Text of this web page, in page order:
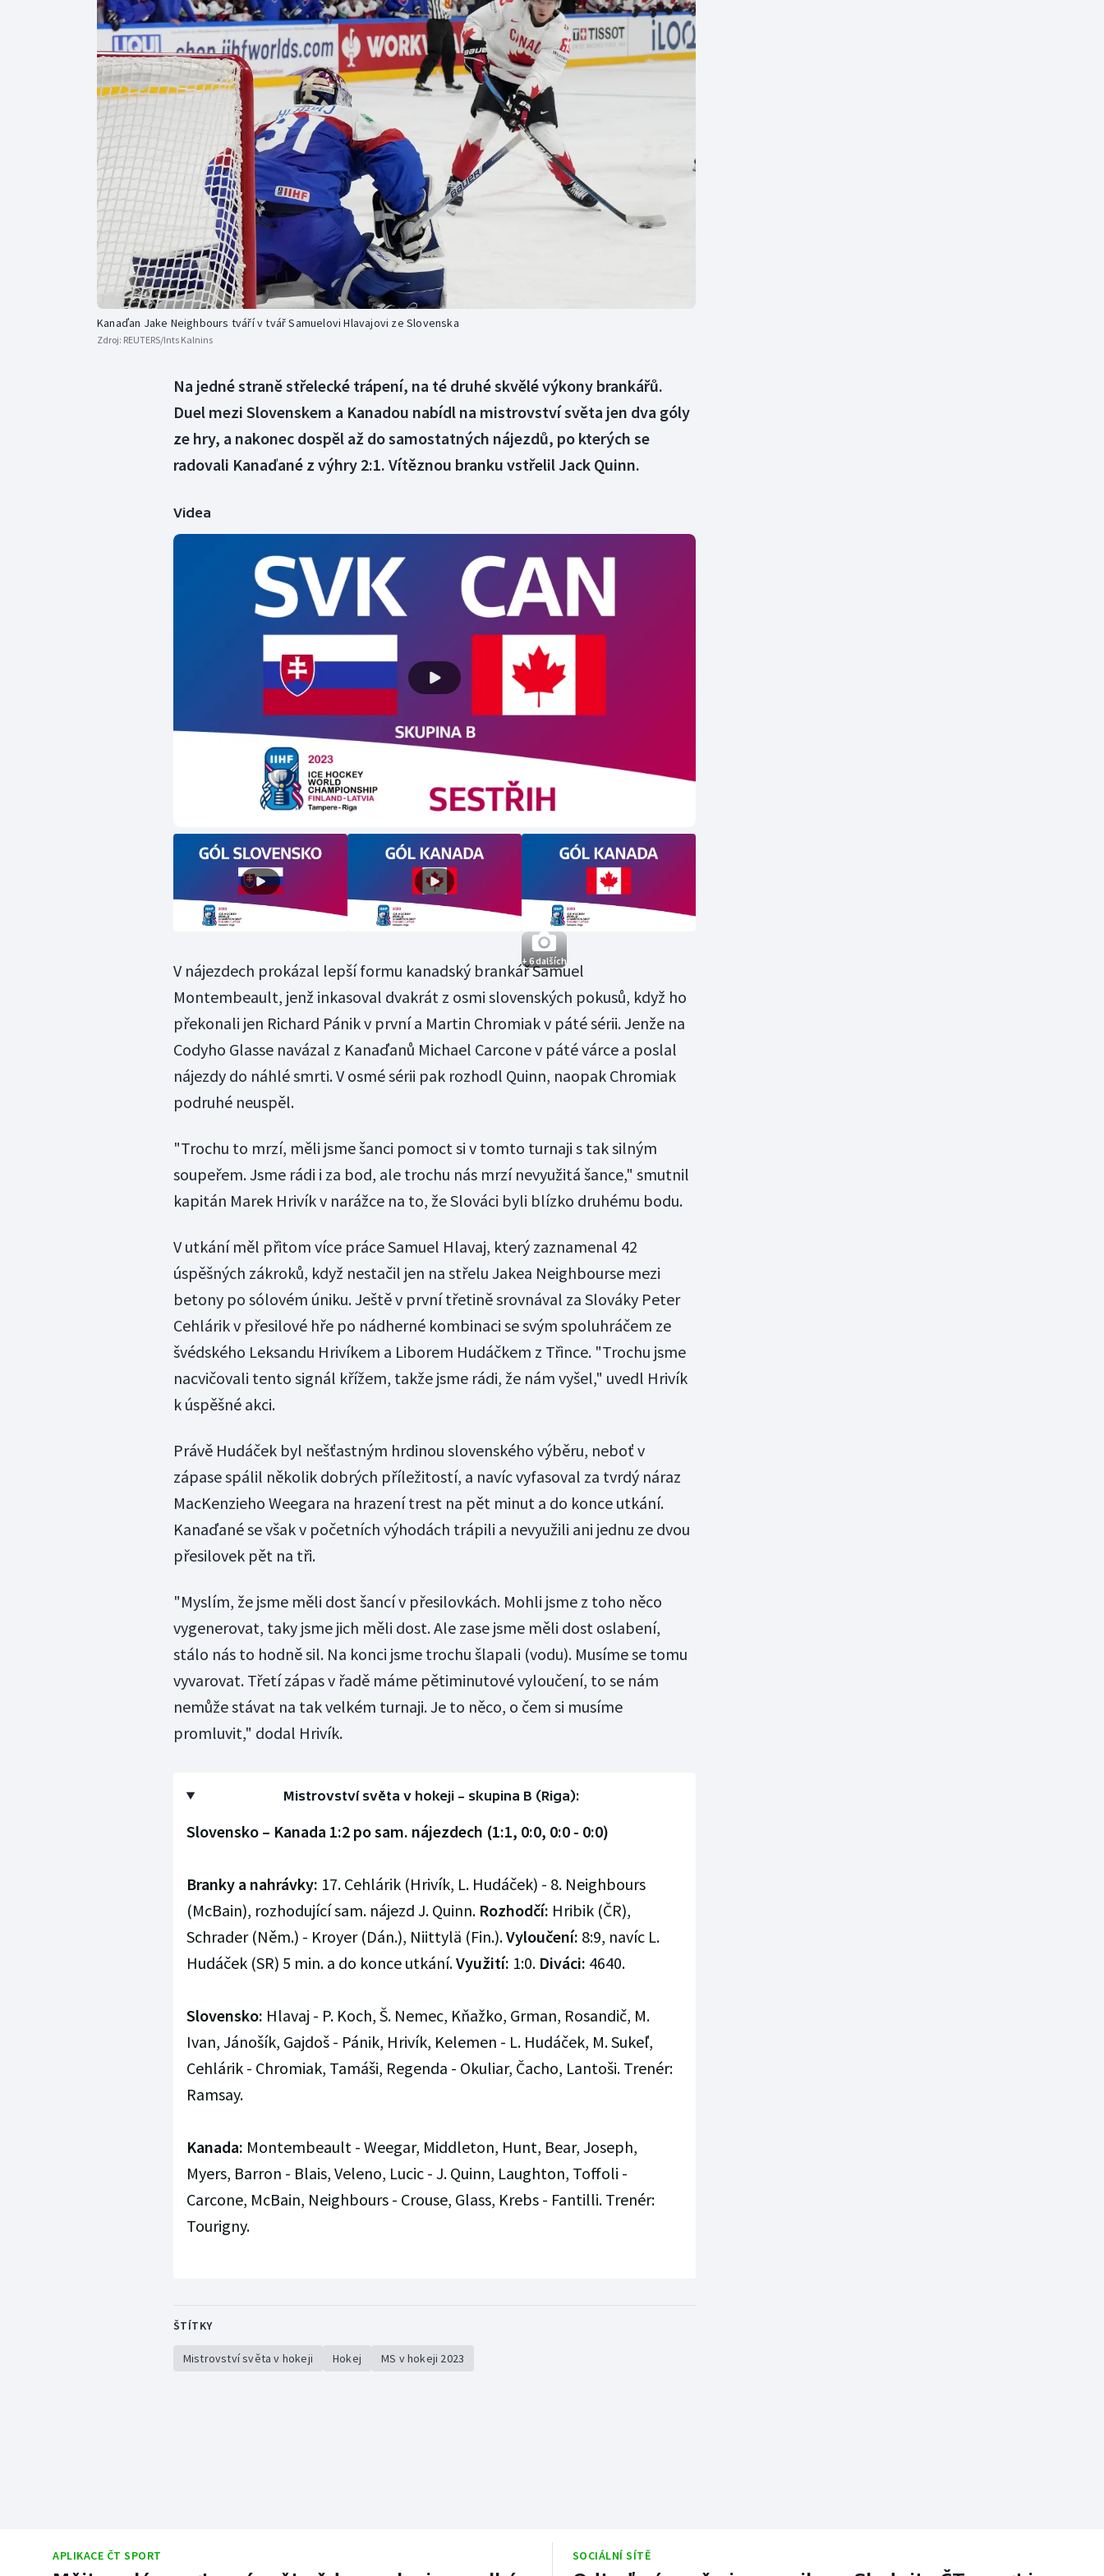
Curling
Dostihy
Florbal
Futsal
Golf
Gymnastika
Moderní pětiboj
Motorsport
Olympijské hry
Parasport
Plavání
Plážový volejbal
Triatlon
Veslování
Kanaďan Jake Neighbours tváří v tvář Samuelovi Hlavajovi ze Slovenska
Zdroj: REUTERS/Ints Kalnins
Na jedné straně střelecké trápení, na té druhé skvělé výkony brankářů.
Duel mezi Slovenskem a Kanadou nabídl na mistrovství světa jen dva góly
ze hry, a nakonec dospěl až do samostatných nájezdů, po kterých se
radovali Kanaďané z výhry 2:1. Vítěznou branku vstřelil Jack Quinn.
Videa
+ 6 dalších
V nájezdech prokázal lepší formu kanadský brankář Samuel
Montembeault, jenž inkasoval dvakrát z osmi slovenských pokusů, když ho
překonali jen Richard Pánik v první a Martin Chromiak v páté sérii. Jenže na
Codyho Glasse navázal z Kanaďanů Michael Carcone v páté várce a poslal
nájezdy do náhlé smrti. V osmé sérii pak rozhodl Quinn, naopak Chromiak
podruhé neuspěl.
"Trochu to mrzí, měli jsme šanci pomoct si v tomto turnaji s tak silným
soupeřem. Jsme rádi i za bod, ale trochu nás mrzí nevyužitá šance," smutnil
kapitán Marek Hrivík v narážce na to, že Slováci byli blízko druhému bodu.
V utkání měl přitom více práce Samuel Hlavaj, který zaznamenal 42
úspěšných zákroků, když nestačil jen na střelu Jakea Neighbourse mezi
betony po sólovém úniku. Ještě v první třetině srovnával za Slováky Peter
Cehlárik v přesilové hře po nádherné kombinaci se svým spoluhráčem ze
švédského Leksandu Hrivíkem a Liborem Hudáčkem z Třince. "Trochu jsme
nacvičovali tento signál křížem, takže jsme rádi, že nám vyšel," uvedl Hrivík
k úspěšné akci.
Právě Hudáček byl nešťastným hrdinou slovenského výběru, neboť v
zápase spálil několik dobrých příležitostí, a navíc vyfasoval za tvrdý náraz
MacKenzieho Weegara na hrazení trest na pět minut a do konce utkání.
Kanaďané se však v početních výhodách trápili a nevyužili ani jednu ze dvou
přesilovek pět na tři.
"Myslím, že jsme měli dost šancí v přesilovkách. Mohli jsme z toho něco
vygenerovat, taky jsme jich měli dost. Ale zase jsme měli dost oslabení,
stálo nás to hodně sil. Na konci jsme trochu šlapali (vodu). Musíme se tomu
vyvarovat. Třetí zápas v řadě máme pětiminutové vyloučení, to se nám
nemůže stávat na tak velkém turnaji. Je to něco, o čem si musíme
promluvit," dodal Hrivík.
Mistrovství světa v hokeji – skupina B (Riga):
Slovensko – Kanada 1:2 po sam. nájezdech (1:1, 0:0, 0:0 - 0:0)
Branky a nahrávky: 17. Cehlárik (Hrivík, L. Hudáček) - 8. Neighbours
(McBain), rozhodující sam. nájezd J. Quinn. Rozhodčí: Hribik (ČR),
Schrader (Něm.) - Kroyer (Dán.), Niittylä (Fin.).Vyloučení: 8:9, navíc L.
Hudáček (SR) 5 min. a do konce utkání.Využití: 1:0. Diváci: 4640.
Slovensko: Hlavaj - P. Koch, Š. Nemec, Kňažko, Grman, Rosandič, M.
Ivan, Jánošík, Gajdoš - Pánik, Hrivík, Kelemen - L. Hudáček, M. Sukeľ,
Cehlárik - Chromiak, Tamáši, Regenda - Okuliar, Čacho, Lantoši. Trenér:
Ramsay.
Kanada: Montembeault - Weegar, Middleton, Hunt, Bear, Joseph,
Myers, Barron - Blais, Veleno, Lucic - J. Quinn, Laughton, Toffoli -
Carcone, McBain, Neighbours - Crouse, Glass, Krebs - Fantilli. Trenér:
Tourigny.
ŠTÍTKY
Mistrovství světa v hokeji Hokej MS v hokeji 2023
APLIKACE ČT SPORT SOCIÁLNÍ SÍTĚ